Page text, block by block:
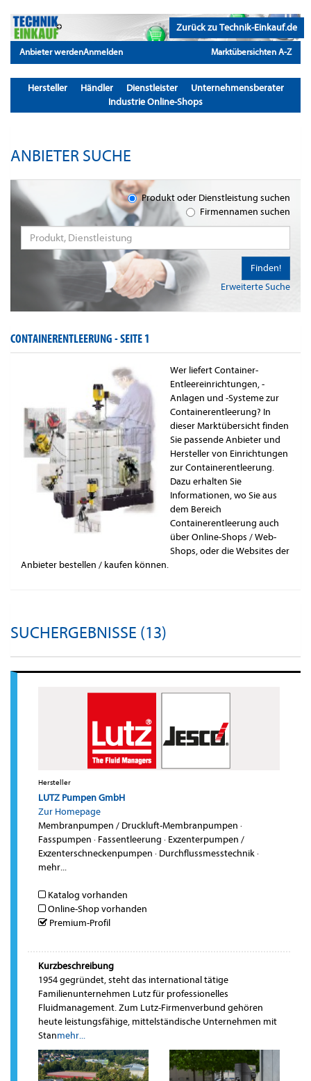
Zurück zu Technik-Einkauf.de
Anbieter werdenAnmelden Marktübersichten A-Z
Hersteller Händler Dienstleister
Unternehmensberater
Industrie Online-Shops
ANBIETER SUCHE
Produkt oder Dienstleistung suchen
Firmennamen suchen
Erweiterte Suche
Finden!
CONTAINERENTLEERUNG -SEITE 1
Wer liefert Container-
Entleereinrichtungen, -
Anlagen und -Systeme zur
Containerentleerung? In
dieser Marktübersicht finden
Sie passende Anbieter und
Hersteller von Einrichtungen
zur Containerentleerung.
Dazu erhalten Sie
Informationen, wo Sie aus
dem Bereich
Containerentleerung auch
über Online-Shops / Web-
Shops, oder die Websites der
Anbieter bestellen / kaufen können.
SUCHERGEBNISSE (13)
Hersteller
LUTZ Pumpen GmbH
Zur Homepage
Membranpumpen / Druckluft-Membranpumpen ·
Fasspumpen · Fassentleerung · Exzenterpumpen /
Exzenterschneckenpumpen · Durchflussmesstechnik·
mehr...
Katalog vorhanden
Online-Shop vorhanden
Premium-Profil
Kurzbeschreibung
1954 gegründet, steht das international tätige
Familienunternehmen Lutz für professionelles
Fluidmanagement. Zum Lutz-Firmenverbund gehören
heute leistungsfähige, mittelständische Unternehmen mit
Stanmehr...